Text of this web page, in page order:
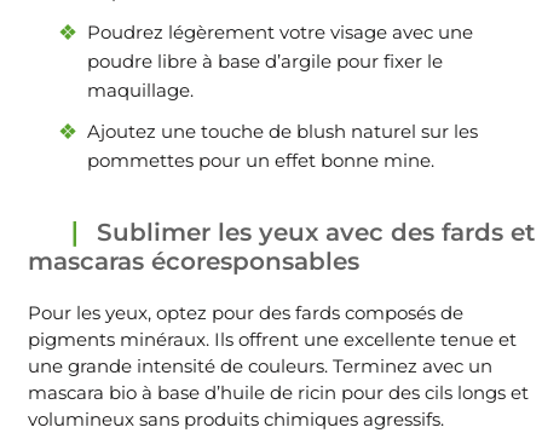
Poudrez légèrement votre visage avec une
poudre libre à base d’argile pour fixer le
maquillage.
Ajoutez une touche de blush naturel sur les
pommettes pour un effet bonne mine.
Sublimer les yeux avec des fards et
mascaras écoresponsables
Pour les yeux, optez pour des fards composés de
pigments minéraux. Ils offrent une excellente tenue et
une grande intensité de couleurs. Terminez avec un
mascara bio à base d’huile de ricin pour des cils longs et
volumineux sans produits chimiques agressifs.